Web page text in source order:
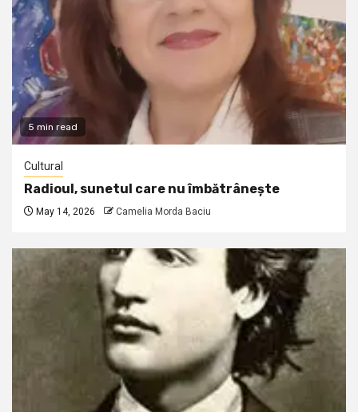
5 min read
Cultural
Radioul, sunetul care nu îmbătrânește
May 14, 2026 Camelia Morda Baciu